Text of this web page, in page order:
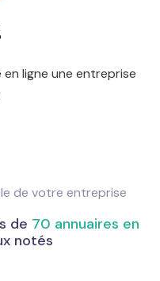
ligne une entreprise
de votre entreprise
de 70 annuaires en
notés